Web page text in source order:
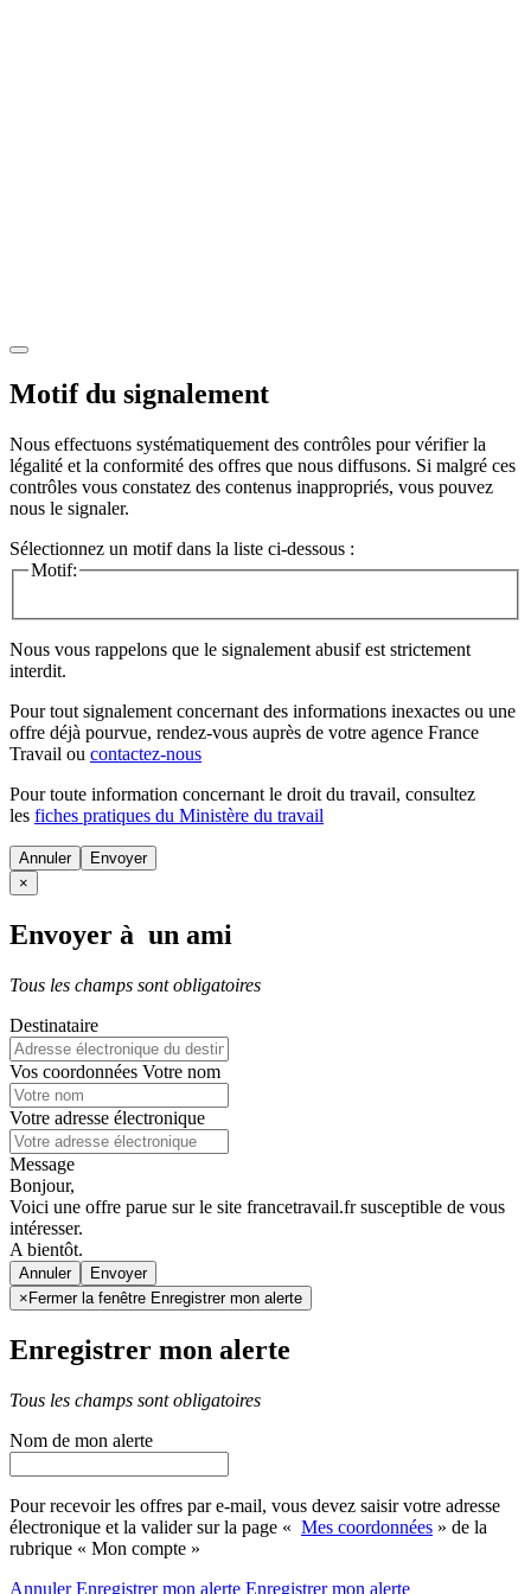
Motif du signalement
Nous effectuons systématiquement des contrôles pour vérifier la
légalité et la conformité des offres que nous diffusons. Si malgré ces
contrôles vous constatez des contenus inappropriés, vous pouvez
nous le signaler.
Sélectionnez un motif dans la liste ci-dessous :
Motif:
Nous vous rappelons que le signalement abusif est strictement
interdit.
Pour tout signalement concernant des informations inexactes ou une
offre déjà pourvue, rendez-vous auprès de votre agence France
Travail ou contactez-nous
Pour toute information concernant le droit du travail, consultez
les fiches pratiques du Ministère du travail
Annuler
×
Envoyer à un ami
Tous les champs sont obligatoires
Destinataire
Vos coordonnées Votre nom
Votre adresse électronique
Message
Bonjour,
Voici une offre parue sur le site francetravail.fr susceptible de vous
intéresser.
A bientôt.
Annuler
× Fermer la fenêtre Enregistrer mon alerte
Enregistrer mon alerte
Tous les champs sont obligatoires
Nom de mon alerte
Pour recevoir les offres par e-mail, vous devez saisir votre adresse
électronique et la valider sur la page « Mes coordonnées » de la
rubrique « Mon compte »
AnnulerEnregistrer mon alerte Enregistrermon alerte